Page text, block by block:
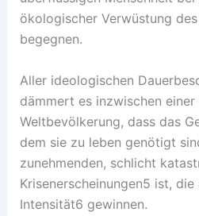
ökologischer Verwüstung
begegnen.
Aller ideologischen
dämmert es inzwischen
Weltbevölkerung, dass das
dem sie zu leben genötigt
zunehmenden, schlicht
Krisenerscheinungen5 ist, die
Intensität6 gewinnen.